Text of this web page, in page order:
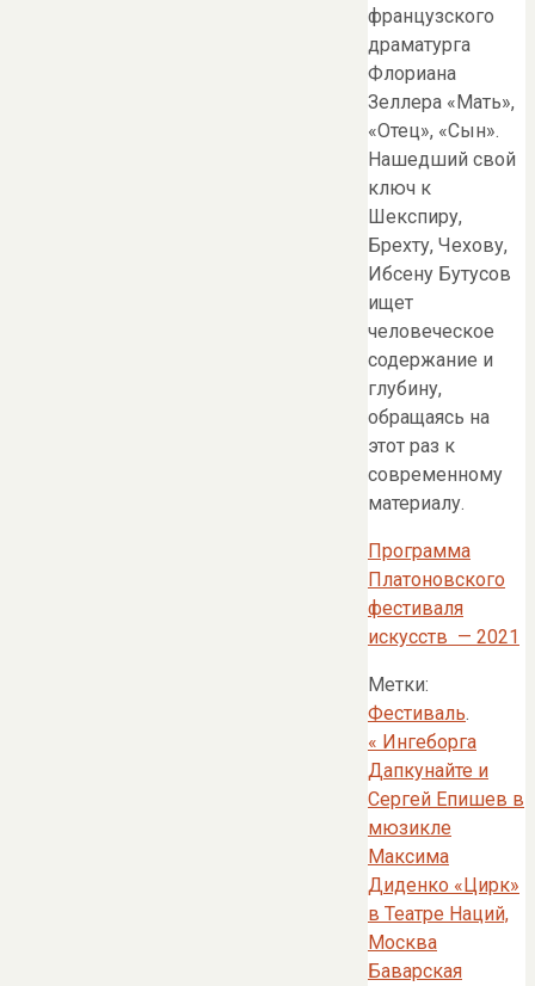
французского
драматурга
Флориана
Зеллера «Мать»,
«Отец», «Сын».
Нашедший свой
ключ к
Шекспиру,
Брехту, Чехову,
Ибсену Бутусов
ищет
человеческое
содержание и
глубину,
обращаясь на
этот раз к
современному
материалу.
Программа
Платоновского
фестиваля
искусств — 2021
Метки:
Фестиваль.
« Ингеборга
Дапкунайте и
Сергей Епишев в
мюзикле
Максима
Диденко «Цирк»
в Театре Наций,
Москва
Баварская